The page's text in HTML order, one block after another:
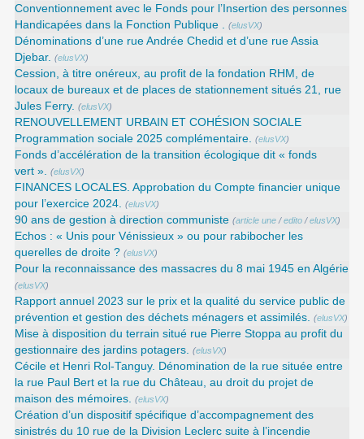
Conventionnement avec le Fonds pour l’Insertion des personnes
Handicapées dans la Fonction Publique . (elusVX)
Dénominations d’une rue Andrée Chedid et d’une rue Assia
Djebar. (elusVX)
Cession, à titre onéreux, au profit de la fondation RHM, de
locaux de bureaux et de places de stationnement situés 21, rue
Jules Ferry. (elusVX)
RENOUVELLEMENT URBAIN ET COHÉSION SOCIALE
Programmation sociale 2025 complémentaire. (elusVX)
Fonds d’accélération de la transition écologique dit « fonds
vert ». (elusVX)
FINANCES LOCALES. Approbation du Compte financier unique
pour l’exercice 2024. (elusVX)
90 ans de gestion à direction communiste (article une /edito /elusVX)
Echos : « Unis pour Vénissieux » ou pour rabibocher les
querelles de droite ? (elusVX)
Pour la reconnaissance des massacres du 8 mai 1945 en Algérie
(elusVX)
Rapport annuel 2023 sur le prix et la qualité du service public de
prévention et gestion des déchets ménagers et assimilés. (elusVX)
Mise à disposition du terrain situé rue Pierre Stoppa au profit du
gestionnaire des jardins potagers. (elusVX)
Cécile et Henri Rol-Tanguy. Dénomination de la rue située entre
la rue Paul Bert et la rue du Château, au droit du projet de
maison des mémoires. (elusVX)
Création d’un dispositif spécifique d’accompagnement des
sinistrés du 10 rue de la Division Leclerc suite à l’incendie